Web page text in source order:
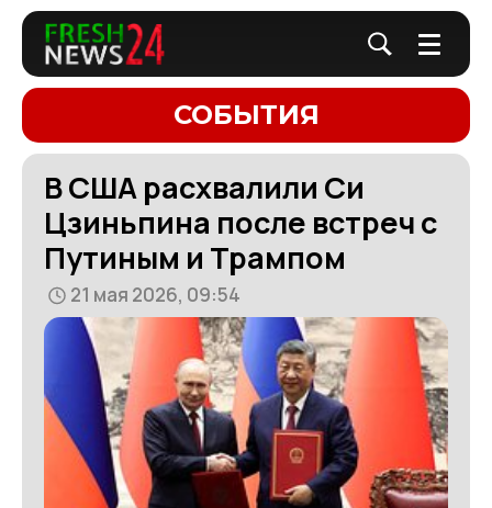
СОБЫТИЯ
В США расхвалили Си
Цзиньпина после встреч с
Путиным и Трампом
21 мая 2026, 09:54